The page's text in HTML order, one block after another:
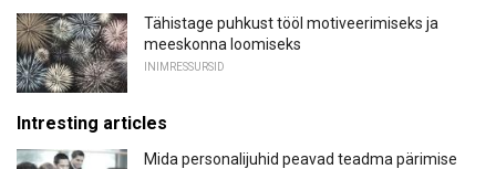
Tähistage puhkust tööl motiveerimiseks ja
meeskonna loomiseks
INIMRESSURSID
Intresting articles
Mida personalijuhid peavad teadma pärimise